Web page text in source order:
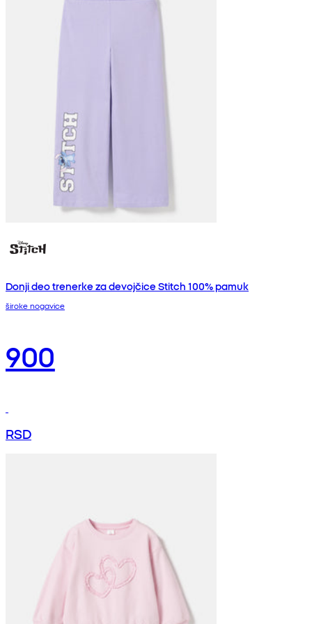
Donji deo trenerke za devojčice Stitch 100% pamuk
široke nogavice
900
RSD